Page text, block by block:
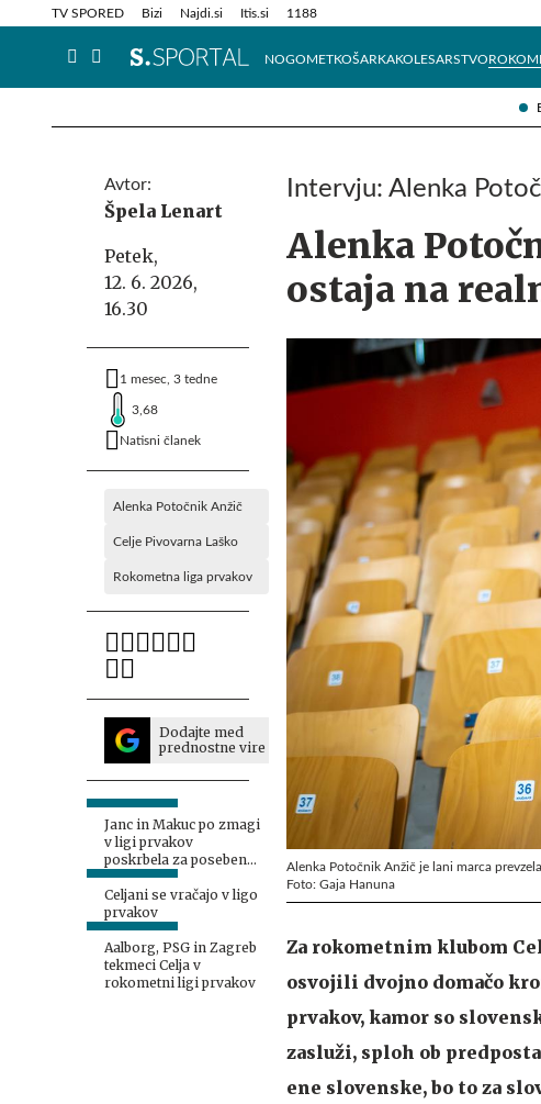
TV SPORED Bizi Najdi.si Itis.si 1188
NOGOMETKOŠARKAKOLESARSTVO
Info in obvestila Tehnik
Avtor:
Špela Lenart
Petek,
12. 6. 2026,
16.30
1 mesec, 3 tedne
3,68
Natisni članek
Alenka Potočnik Anžič
Celje Pivovarna Laško
Rokometna liga prvakov
Dodajte med
prednostne vire
Janc in Makuc po zmagi
v ligi prvakov
poskrbela za poseben
trenutek
Celjani se vračajo v ligo
prvakov
Aalborg, PSG in Zagreb
tekmeci Celja v
rokometni ligi prvakov
Intervju: Alenka
Alenka
ostaja na
Alenka Potočnik Anžič je lani marca
Foto: Gaja Hanuna
Za rokometnim klubom
osvojili dvojno domačo
prvakov, kamor so
zasluži, sploh ob
ene slovenske, bo to za